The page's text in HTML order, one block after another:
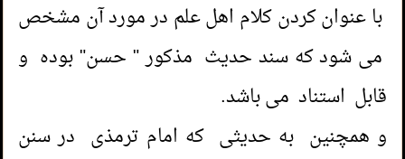
با عنوان کردن کلام اهل علم در مورد آن مشخص
می شود که سند حدیث مذکور " حسن" بوده و
قابل استناد می باشد.
و همچنین به حدیثی که امام ترمذی در سنن